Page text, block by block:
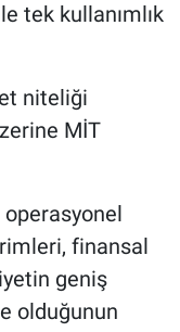
tek kullanımlık
niteliği
MİT
finansal
geniş
olduğunun